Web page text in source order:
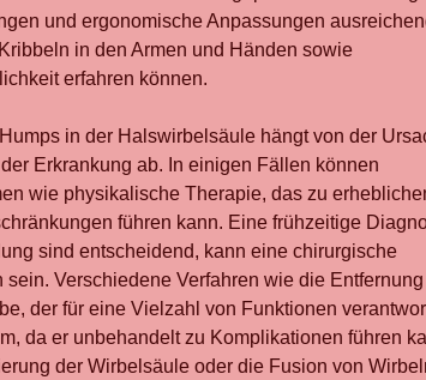
und ergonomische Anpassungen
in den Armen und Händen sowie
erfahren können.
in der Halswirbelsäule hängt von der
Erkrankung ab. In einigen Fällen können
wie physikalische Therapie, das zu
führen kann. Eine frühzeitige
sind entscheidend, kann eine chirurgische
sein. Verschiedene Verfahren wie die
der für eine Vielzahl von Funktionen
da er unbehandelt zu Komplikationen führen
der Wirbelsäule oder die Fusion von